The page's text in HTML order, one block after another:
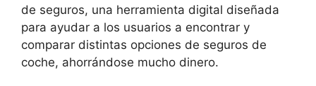
de seguros, una herramienta digital diseñada
para ayudar a los usuarios a encontrar y
comparar distintas opciones de seguros de
coche, ahorrándose mucho dinero.